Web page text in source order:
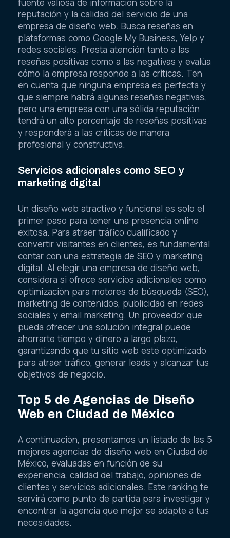
fuente valiosa de información sobre la
reputación y la calidad del servicio de una
empresa de diseño web. Busca reseñas en
plataformas como Google My Business, Yelp y
redes sociales. Presta atención tanto a las
reseñas positivas como a las negativas y evalúa
cómo la empresa responde a las críticas. Ten
en cuenta que ninguna empresa es perfecta y
que siempre habrá algunas reseñas negativas,
pero una empresa con una sólida reputación
tendrá un alto porcentaje de reseñas positivas
y responderá a las críticas de manera
profesional y constructiva.
Servicios adicionales como SEO y
marketing digital
Un diseño web atractivo y funcional es solo el
primer paso para tener una presencia online
exitosa. Para atraer tráfico cualificado y
convertir visitantes en clientes, es fundamental
contar con una estrategia de SEO y marketing
digital. Al elegir una empresa de diseño web,
considera si ofrece servicios adicionales como
optimización para motores de búsqueda (SEO),
marketing de contenidos, publicidad en redes
sociales y email marketing. Un proveedor que
pueda ofrecer una solución integral puede
ahorrarte tiempo y dinero a largo plazo,
garantizando que tu sitio web esté optimizado
para atraer tráfico, generar leads y alcanzar tus
objetivos de negocio.
Top 5 de Agencias de Diseño
Web en Ciudad de México
A continuación, presentamos un listado de las 5
mejores agencias de diseño web en Ciudad de
México, evaluadas en función de su
experiencia, calidad del trabajo, opiniones de
clientes y servicios adicionales. Este ranking te
servirá como punto de partida para investigar y
encontrar la agencia que mejor se adapte a tus
necesidades.